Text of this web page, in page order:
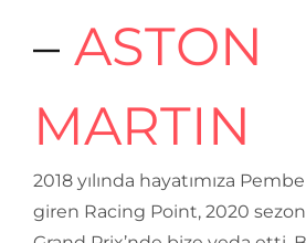
– ASTON
MARTIN
2018 yılında hayatımıza
giren Racing Point, 2020